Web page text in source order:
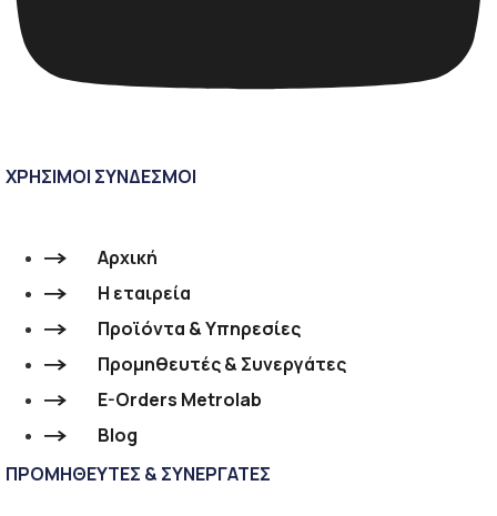
ΧΡΗΣΙΜΟΙ ΣΥΝΔΕΣΜΟΙ
Αρχική
Η εταιρεία
Προϊόντα & Υπηρεσίες
Προμηθευτές & Συνεργάτες
E-Orders Metrolab
Blog
ΠΡΟΜΗΘΕΥΤΕΣ & ΣΥΝΕΡΓΑΤΕΣ